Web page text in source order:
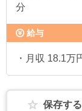
分
給与
・月収 18.1万
保存する